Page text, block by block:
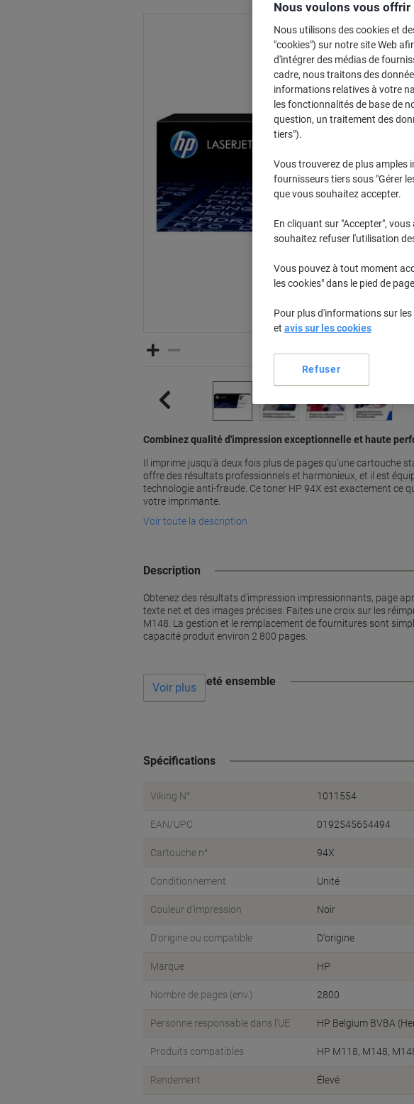
Combinez qualité d'impression exceptionnelle et haute
Il imprime jusqu'à deux fois plus de pages qu'une cartouche
offre des résultats professionnels et harmonieux, et il est
technologie anti-fraude. Ce toner HP 94X est exactement ce
votre imprimante.
Voir toute la description
Description
Obtenez des résultats d'impression impressionnants, page
texte net et des images précises. Faites une croix sur les
M148. La gestion et le remplacement de fournitures sont
capacité produit environ 2 800 pages.
Souvent acheté ensemble
Voir plus
Spécifications
Viking N°. 1011554
EAN/UPC 0192545654494
Cartouche n°. 94X
Conditionnement Unité
Couleur d'impression Noir
D'origine ou compatible D'origine
Marque HP
Nombre de pages (env.) 2800
Personne responsable dans l’UE HP Belgium BVBA
Produits compatibles HP M118, M148,
Rendement Élevé
Nous voulons vous
Nous utilisons des cookies et
"cookies") sur notre site Web
d'intégrer des médias de
cadre, nous traitons des
informations relatives à votre
les fonctionnalités de base de
question, un traitement des
tiers").
Vous trouverez de plus amples
fournisseurs tiers sous "Gérer
que vous souhaitez accepter.
En cliquant sur "Accepter",
souhaitez refuser l'utilisation
Vous pouvez à tout moment
les cookies" dans le pied de
Pour plus d'informations sur
et avis sur les cookies
Refuser